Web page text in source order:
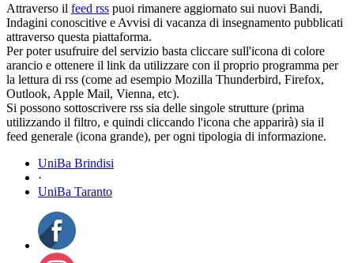
Attraverso il feed rss puoi rimanere aggiornato sui nuovi Bandi,
Indagini conoscitive e Avvisi di vacanza di insegnamento pubblicati
attraverso questa piattaforma.
Per poter usufruire del servizio basta cliccare sull'icona di colore
arancio e ottenere il link da utilizzare con il proprio programma per
la lettura di rss (come ad esempio Mozilla Thunderbird, Firefox,
Outlook, Apple Mail, Vienna, etc).
Si possono sottoscrivere rss sia delle singole strutture (prima
utilizzando il filtro, e quindi cliccando l'icona che apparirà) sia il
feed generale (icona grande), per ogni tipologia di informazione.
UniBa Brindisi
·
UniBa Taranto